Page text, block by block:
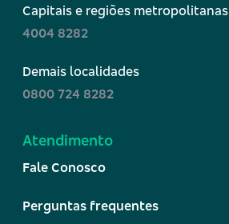
Capitais e regiões metropolitanas
4004 8282
Demais localidades
0800 724 8282
Atendimento
Fale Conosco
Perguntas frequentes